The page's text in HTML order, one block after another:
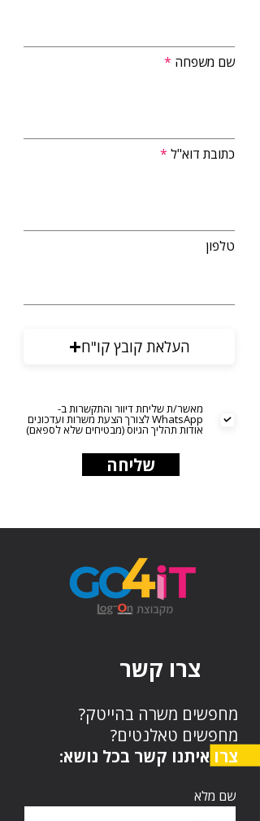
שם משפחה
כתובת דוא"ל
טלפון
העלאת קובץ קו"ח
מאשר/ת שליחת דיוור והתקשרות ב-
WhatsApp לצורך הצעת משרות ועדכונים
אודות תהליך הגיוס (מבטיחים שלא לספאם)
שליחה
צרו קשר
מחפשים משרה בהייטק?
מחפשים טאלנטים?
צרו איתנו קשר בכל נושא:
שם מלא